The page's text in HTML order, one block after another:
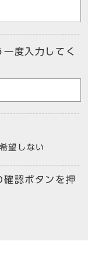
度入力してく
望しない
確認ボタンを押